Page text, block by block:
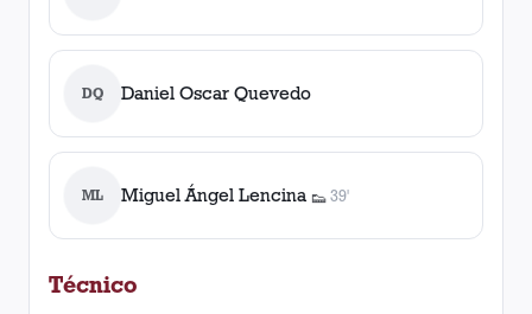
DQ Daniel Oscar Quevedo
ML Miguel Ángel Lencina 👟
1asistencia
39'
Técnico